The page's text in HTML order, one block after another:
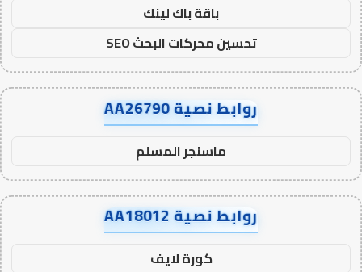
باقة باك لينك
تحسين محركات البحث SEO
روابط نصية AA26790
ماسنجر المسلم
روابط نصية AA18012
كورة لايف